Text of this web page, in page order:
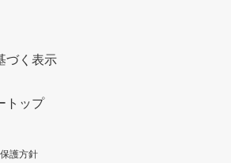
づく表示
トップ
護方針